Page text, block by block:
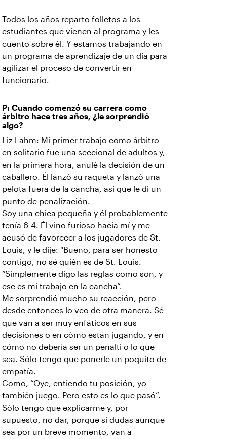
Todos los años reparto folletos a los
estudiantes que vienen al programa y les
cuento sobre él. Y estamos trabajando en
un programa de aprendizaje de un día para
agilizar el proceso de convertir en
funcionario.
P: Cuando comenzó su carrera como
árbitro hace tres años, ¿le sorprendió
algo?
Liz Lahm: Mi primer trabajo como árbitro
en solitario fue una seccional de adultos y,
en la primera hora, anulé la decisión de un
caballero. Él lanzó su raqueta y lanzó una
pelota fuera de la cancha, así que le di un
punto de penalización.
Soy una chica pequeña y él probablemente
tenía 6-4. Él vino furioso hacia mí y me
acusó de favorecer a los jugadores de St.
Louis, y le dije: "Bueno, para ser honesto
contigo, no sé quién es de St. Louis.
“Simplemente digo las reglas como son, y
ese es mi trabajo en la cancha”.
Me sorprendió mucho su reacción, pero
desde entonces lo veo de otra manera. Sé
que van a ser muy enfáticos en sus
decisiones o en cómo están jugando, y en
cómo no debería ser un penalti o lo que
sea. Sólo tengo que ponerle un poquito de
empatía.
Como, “Oye, entiendo tu posición, yo
también juego. Pero esto es lo que pasó”.
Sólo tengo que explicarme y, por
supuesto, no dar, porque si dudas aunque
sea por un breve momento, van a